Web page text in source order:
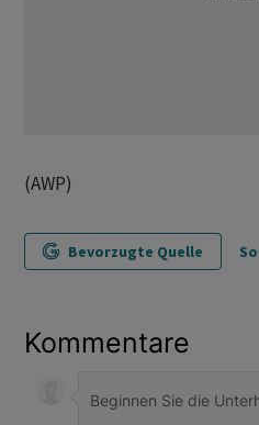
(AWP)
Bevorzugte Quelle
Kommentare